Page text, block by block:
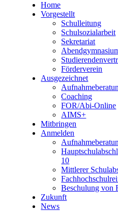
Home
Vorgestellt
Schulleitung
Schulsozialarbeit
Sekretariat
Förderverein
Ausgezeichnet
Coaching
FOR/Abi-Online
AIMS+
Mitbringen
Anmelden
10
Mittlerer
Beschulung von
Zukunft
News